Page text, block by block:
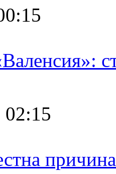
02:15